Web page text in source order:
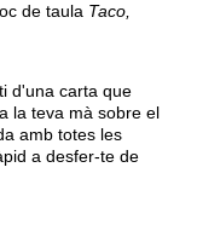
de taula Taco,
d'una carta que
la teva mà sobre el
amb totes les
a desfer-te de